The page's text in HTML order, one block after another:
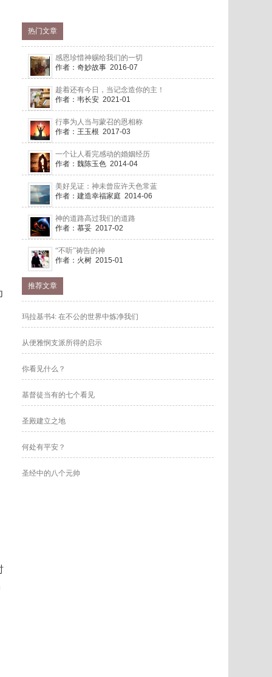
热门文章
感恩珍惜神赐给我们的一切
作者：奇妙故事 2016-07
趁着还有今日，当记念造你的主！
作者：韦长安 2021-01
行事为人当与蒙召的恩相称
作者：王玉根 2017-03
一个让人看完感动的婚姻经历
作者：魏陈玉色 2014-04
美好见证：神未曾应许天色常蓝
作者：建造幸福家庭 2014-06
神的道路高过我们的道路
作者：慕妥 2017-02
“不听”祷告的神
作者：火树 2015-01
推荐文章
玛拉基书4: 在不公的世界中炼净我们
从便雅悯支派所得的启示
你看见什么？
基督徒当有的七个看见
圣殿建立之地
何处有平安？
圣经中的八个元帅